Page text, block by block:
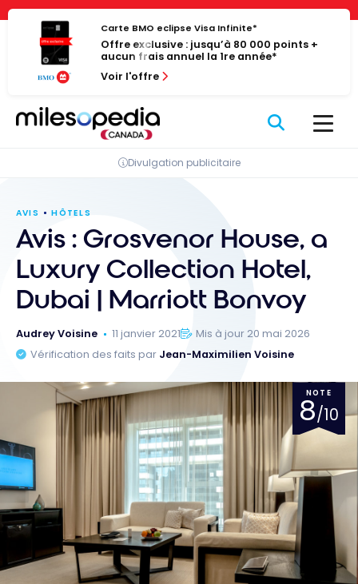
Panneau de gestion des cookies
Passer
contenu
Carte BMO eclipse Visa Infinite*
Offre exclusive : jusqu’à 80 000 points +
aucun frais annuel la 1re année*
Voir l'offre
Divulgation publicitaire
AVIS HÔTELS
Avis : Grosvenor House, a
Luxury Collection Hotel,
Dubai | Marriott Bonvoy
Audrey Voisine 11 janvier 2021
Mis à jour 20 mai 2026
Vérification des faits par Jean-Maximilien Voisine
NOTE
8/10